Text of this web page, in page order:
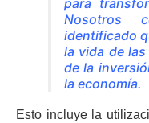
para
Nosotros
identificado
la vida de
de la
la economía.
Esto incluye la